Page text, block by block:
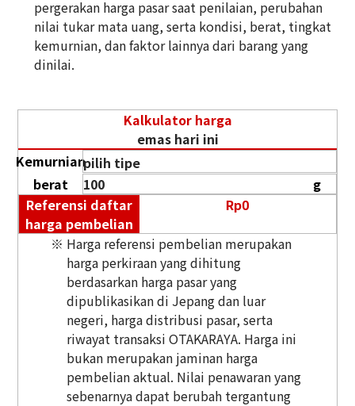
pergerakan harga pasar saat penilaian, perubahan
nilai tukar mata uang, serta kondisi, berat, tingkat
kemurnian, dan faktor lainnya dari barang yang
dinilai.
Kalkulator harga
emas hari ini
Kemurnian
berat
g
Referensi daftar
harga pembelian
Rp0
※ Harga referensi pembelian merupakan
harga perkiraan yang dihitung
berdasarkan harga pasar yang
dipublikasikan di Jepang dan luar
negeri, harga distribusi pasar, serta
riwayat transaksi OTAKARAYA. Harga ini
bukan merupakan jaminan harga
pembelian aktual. Nilai penawaran yang
sebenarnya dapat berubah tergantung